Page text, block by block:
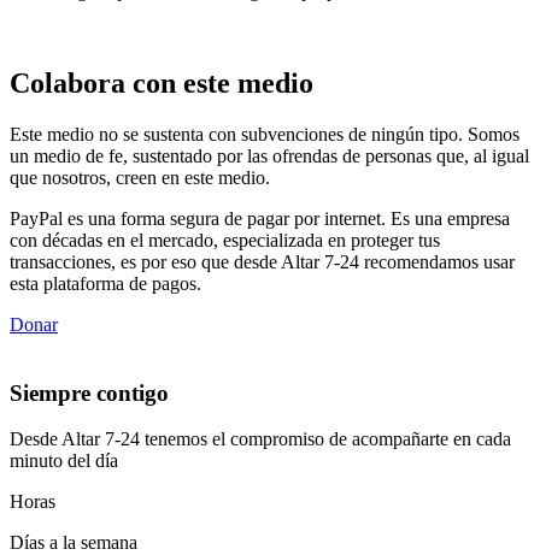
Colabora con este medio
Este medio no se sustenta con subvenciones de ningún tipo. Somos
un medio de fe, sustentado por las ofrendas de personas que, al igual
que nosotros, creen en este medio.
PayPal es una forma segura de pagar por internet. Es una empresa
con décadas en el mercado, especializada en proteger tus
transacciones, es por eso que desde Altar 7-24 recomendamos usar
esta plataforma de pagos.
Donar
Siempre contigo
Desde Altar 7-24 tenemos el compromiso de acompañarte en cada
minuto del día
Horas
Días a la semana